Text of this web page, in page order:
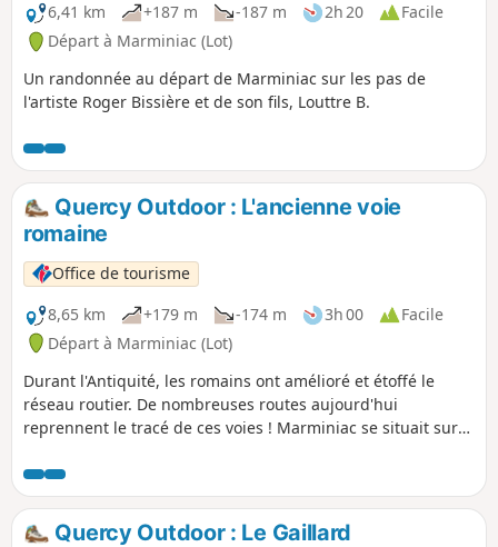
6,41 km
+187 m -187 m 2h 20
Facile
Départ à Marminiac (Lot)
Un randonnée au départ de Marminiac sur les pas de
l'artiste Roger Bissière et de son fils, Louttre B.
Quercy Outdoor : L'ancienne voie
romaine
Office de tourisme
8,65 km
+179 m -174 m 3h 00
Facile
Départ à Marminiac (Lot)
Durant l'Antiquité, les romains ont amélioré et étoffé le
réseau routier. De nombreuses routes aujourd'hui
reprennent le tracé de ces voies ! Marminiac se situait sur
promenade bucolique vous fera découvrir un paysage rural
préservé et, qui sait, au détour d'un chemin creux,
retrouverez-vous les traces de ces routes antiques !
Quercy Outdoor : Le Gaillard